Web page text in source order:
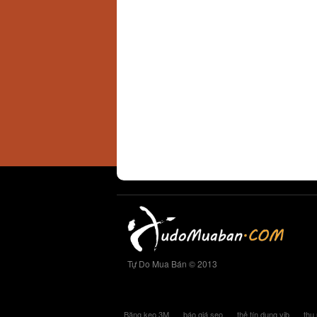
Tự Do Mua Bán © 2013
Băng keo 3M báo giá seo thẻ tín dụng vib thu